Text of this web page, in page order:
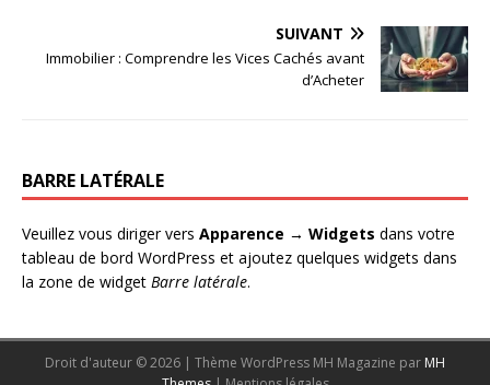
SUIVANT
Immobilier : Comprendre les Vices Cachés avant
d’Acheter
BARRE LATÉRALE
Veuillez vous diriger vers Apparence → Widgets dans votre
tableau de bord WordPress et ajoutez quelques widgets dans
la zone de widget Barre latérale.
Droit d'auteur © 2026 | Thème WordPress MH Magazine par MH